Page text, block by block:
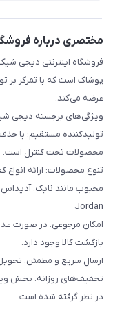
مختصری درباره
فروشگاه اینترنتی دیجی
پوشاک است که با تمرکز بر
عرضه می‌کند.
ویژگی‌های برجسته دیجی
تولیدکننده مستقیم: با
محصولات تحت کنترل است.
تنوع محصولات: ارائه انواع
محبوب مانند نایک،
Jordan
بازگشت کالا وجود دارد.
ارسال سریع و مطمئن:
تخفیف‌های روزانه: بخش
در نظر گرفته شده است.